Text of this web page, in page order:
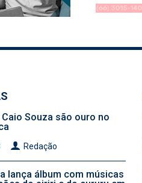
Souza são ouro no
Redação
lança álbum com músicas